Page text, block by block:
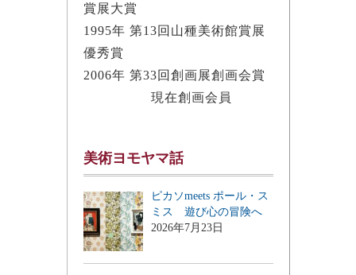
賞展大賞
1995年 第13回山種美術館賞展
優秀賞
2006年 第33回創画展創画会賞
現在創画会員
美術ヨモヤマ話
ピカソmeets ポール・ス
ミス 遊び心の冒険へ
2026年7月23日